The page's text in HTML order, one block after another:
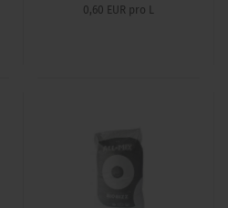
0,60 EUR pro L